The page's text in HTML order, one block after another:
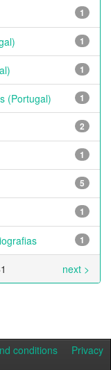
1
1
1
(Portugal) 1
2
1
5
1
1
next >
conditions
Privacy